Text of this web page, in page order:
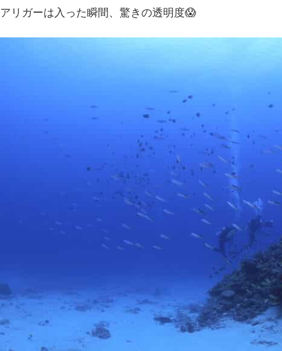
アリガーは入った瞬間、驚きの透明度😱